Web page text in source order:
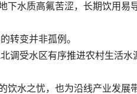
下水质高氟苦涩，长期饮用易
转变并非孤例。
调受水区有序推进农村生活
饮水之忧，也为沿线产业发展